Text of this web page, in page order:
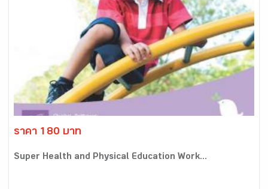
ราคา 180 บาท
Super Health and Physical Education Work...